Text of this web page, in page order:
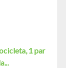
1 par